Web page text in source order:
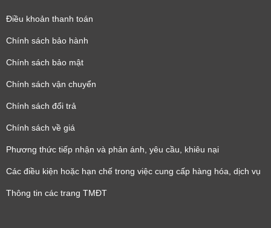
Điều khoản thanh toán
Chính sách bảo hành
Chính sách bảo mật
Chính sách vận chuyển
Chính sách đổi trả
Chính sách về giá
Phương thức tiếp nhận và phản ánh, yêu cầu, khiêu nại
Các điều kiện hoặc hạn chế trong việc cung cấp hàng hóa, dịch vụ
Thông tin các trang TMĐT